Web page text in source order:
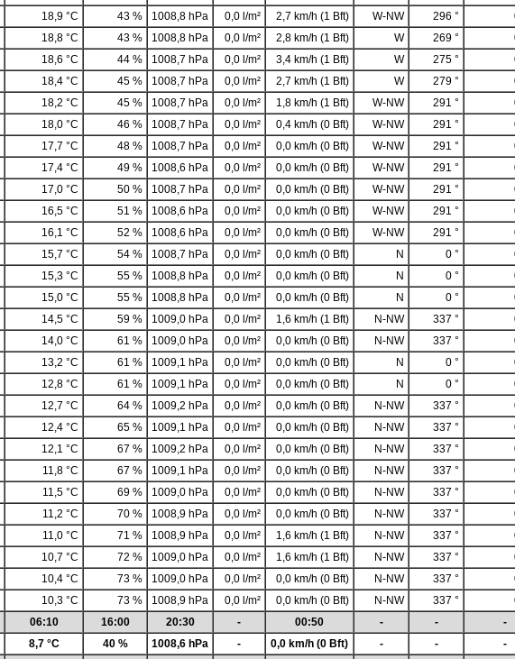
18,9 °C 43 % 1008,8 hPa 0,0 l/m² 2,7 km/h (1 Bft) W-NW 296 °
18,8 °C 43 % 1008,8 hPa 0,0 l/m² 2,8 km/h (1 Bft) W 269 °
18,6 °C 44 % 1008,7 hPa 0,0 l/m² 3,4 km/h (1 Bft) W 275 °
18,4 °C 45 % 1008,7 hPa 0,0 l/m² 2,7 km/h (1 Bft) W 279 °
18,2 °C 45 % 1008,7 hPa 0,0 l/m² 1,8 km/h (1 Bft) W-NW 291 °
18,0 °C 46 % 1008,7 hPa 0,0 l/m² 0,4 km/h (0 Bft) W-NW 291 °
17,7 °C 48 % 1008,7 hPa 0,0 l/m² 0,0 km/h (0 Bft) W-NW 291 °
17,4 °C 49 % 1008,6 hPa 0,0 l/m² 0,0 km/h (0 Bft) W-NW 291 °
17,0 °C 50 % 1008,7 hPa 0,0 l/m² 0,0 km/h (0 Bft) W-NW 291 °
16,5 °C 51 % 1008,6 hPa 0,0 l/m² 0,0 km/h (0 Bft) W-NW 291 °
16,1 °C 52 % 1008,6 hPa 0,0 l/m² 0,0 km/h (0 Bft) W-NW 291 °
15,7 °C 54 % 1008,7 hPa 0,0 l/m² 0,0 km/h (0 Bft) N 0 °
15,3 °C 55 % 1008,8 hPa 0,0 l/m² 0,0 km/h (0 Bft) N 0 °
15,0 °C 55 % 1008,8 hPa 0,0 l/m² 0,0 km/h (0 Bft) N 0 °
14,5 °C 59 % 1009,0 hPa 0,0 l/m² 1,6 km/h (1 Bft) N-NW 337 °
14,0 °C 61 % 1009,0 hPa 0,0 l/m² 0,0 km/h (0 Bft) N-NW 337 °
13,2 °C 61 % 1009,1 hPa 0,0 l/m² 0,0 km/h (0 Bft) N 0 °
12,8 °C 61 % 1009,1 hPa 0,0 l/m² 0,0 km/h (0 Bft) N 0 °
12,7 °C 64 % 1009,2 hPa 0,0 l/m² 0,0 km/h (0 Bft) N-NW 337 °
12,4 °C 65 % 1009,1 hPa 0,0 l/m² 0,0 km/h (0 Bft) N-NW 337 °
12,1 °C 67 % 1009,2 hPa 0,0 l/m² 0,0 km/h (0 Bft) N-NW 337 °
11,8 °C 67 % 1009,1 hPa 0,0 l/m² 0,0 km/h (0 Bft) N-NW 337 °
11,5 °C 69 % 1009,0 hPa 0,0 l/m² 0,0 km/h (0 Bft) N-NW 337 °
11,2 °C 70 % 1008,9 hPa 0,0 l/m² 0,0 km/h (0 Bft) N-NW 337 °
11,0 °C 71 % 1008,9 hPa 0,0 l/m² 1,6 km/h (1 Bft) N-NW 337 °
10,7 °C 72 % 1009,0 hPa 0,0 l/m² 1,6 km/h (1 Bft) N-NW 337 °
10,4 °C 73 % 1009,0 hPa 0,0 l/m² 0,0 km/h (0 Bft) N-NW 337 °
10,3 °C 73 % 1008,9 hPa 0,0 l/m² 0,0 km/h (0 Bft) N-NW 337 °
06:10 16:00 20:30 - 00:50 - - -
8,7 °C 40 % 1008,6 hPa - 0,0 km/h (0 Bft) - - -